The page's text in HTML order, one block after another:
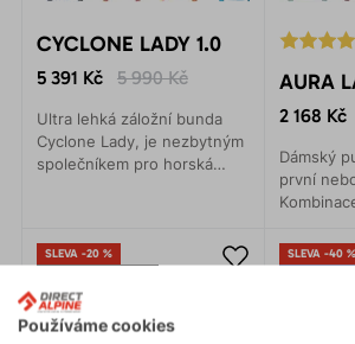
CYCLONE LADY 1.0
5 391 Kč 5 990 Kč
Ultra lehká záložní bunda
Cyclone Lady, je nezbytným
společníkem pro horská
AURA
2 168 Kč
Dámský
první
nabízí
SLEVA -20 %
VYROBENO V EVROPĚ
ZÁRUKA 3 ROKY
SLEVA -40 %
Používáme cookies